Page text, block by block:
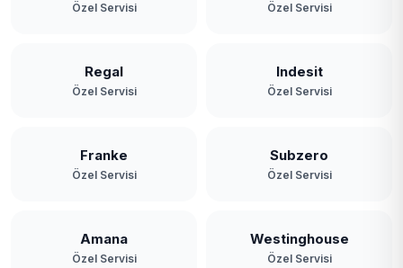
Özel Servisi Özel Servisi
Regal
Özel Servisi
Indesit
Özel Servisi
Franke
Özel Servisi
Subzero
Özel Servisi
Amana
Özel Servisi
Westinghouse
Özel Servisi